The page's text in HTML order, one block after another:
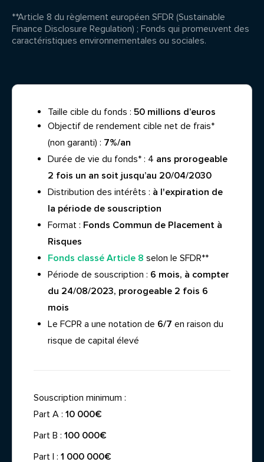
**Article 8 du règlement européen SFDR (Sustainable
Finance Disclosure Regulation) ; Fonds qui promeuvent des
caractéristiques environnementales ou sociales.
Taille cible du fonds : 50 millions d’euros
Objectif de rendement cible net de frais*
(non garanti) : 7%/an
Durée de vie du fonds* : 4 ans prorogeable
2 fois un an soit jusqu’au 20/04/2030
Distribution des intérêts : à l'expiration de
la période de souscription
Format : Fonds Commun de Placement à
Risques
Fonds classé Article 8 selon le SFDR**
Période de souscription : 6 mois, à compter
du 24/08/2023, prorogeable 2 fois 6
mois
Le FCPR a une notation de 6/7 en raison du
risque de capital élevé
Souscription minimum :
Part A : 10 000€
Part B : 100 000€
Part I : 1 000 000€